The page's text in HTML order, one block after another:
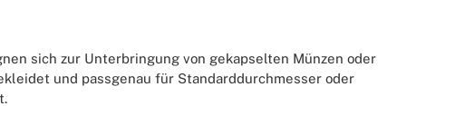
sich zur Unterbringung von gekapselten Münzen oder
und passgenau für Standarddurchmesser oder